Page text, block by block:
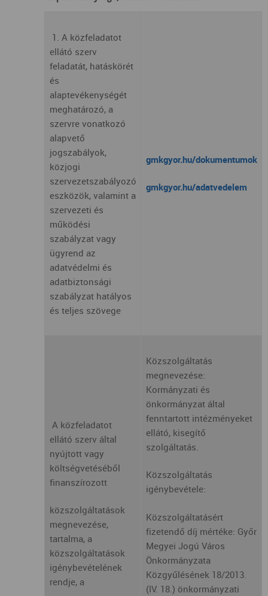
1. A közfeladatot
ellátó szerv
feladatát, hatáskörét
és
alaptevékenységét
meghatározó, a
szervre vonatkozó
alapvető
jogszabályok,
közjogi
szervezetszabályozó
eszközök, valamint a
szervezeti és
működési
szabályzat vagy
ügyrend az
adatvédelmi és
adatbiztonsági
szabályzat hatályos
és teljes szövege
gmkgyor.hu/dokumentumok
gmkgyor.hu/adatvedelem
A közfeladatot
ellátó szerv által
nyújtott vagy
költségvetéséből
finanszírozott
közszolgáltatások
megnevezése,
tartalma, a
közszolgáltatások
igénybevételének
rendje, a
Közszolgáltatás
megnevezése:
Kormányzati és
önkormányzat által
fenntartott intézményeket
ellátó, kisegítő
szolgáltatás.
Közszolgáltatás
igénybevétele:
Közszolgáltatásért
fizetendő díj mértéke: Győr
Megyei Jogú Város
Önkormányzata
Közgyűlésének 18/2013.
(IV. 18.) önkormányzati